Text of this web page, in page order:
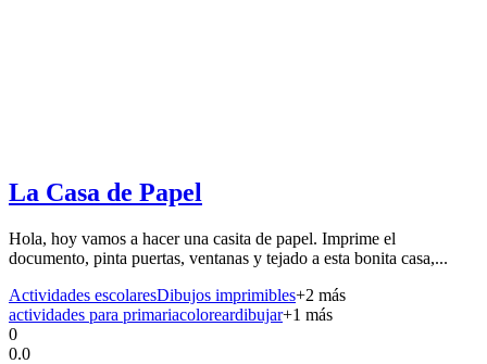
La Casa de Papel
Hola, hoy vamos a hacer una casita de papel. Imprime el
documento, pinta puertas, ventanas y tejado a esta bonita casa,...
Actividades escolaresDibujos imprimibles+2 más
actividades para primariacoloreardibujar+1 más
0
0.0